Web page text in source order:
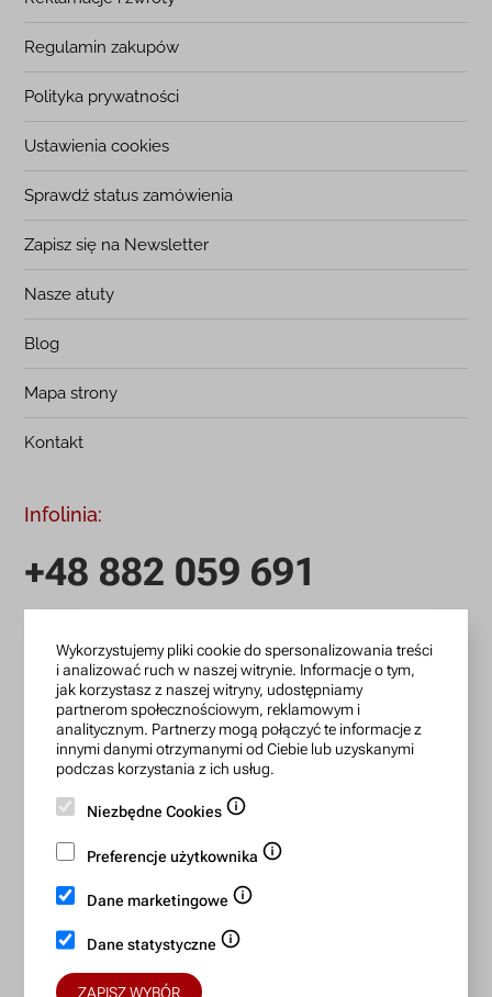
Regulamin zakupów
Polityka prywatności
Ustawienia cookies
Sprawdź status zamówienia
Zapisz się na Newsletter
Nasze atuty
Blog
Mapa strony
Kontakt
Infolinia:
+48 882 059 691
zamowienia@lanotti.com
Pisząc w sprawie swojego zamówienia podaj w tytule
wiadomości numer, który otrzymałeś w potwierdzeniu.
Konto bankowe:
15 1140 2004 0000 3702 7470 6466
Bezpieczne płatności:
Wykorzystujemy pliki cookie do spersonalizowania treści
i analizować ruch w naszej witrynie. Informacje o tym,
jak korzystasz z naszej witryny, udostępniamy
partnerom społecznościowym, reklamowym i
analitycznym. Partnerzy mogą połączyć te informacje z
innymi danymi otrzymanymi od Ciebie lub uzyskanymi
podczas korzystania z ich usług.
Niezbędne Cookies
Preferencje użytkownika
Dane marketingowe
Dane statystyczne
ZAPISZ WYBÓR